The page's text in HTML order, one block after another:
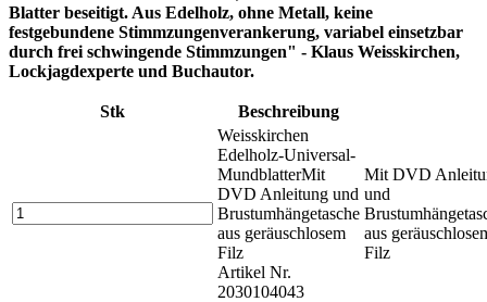
Blatter beseitigt. Aus Edelholz, ohne Metall, keine
festgebundene Stimmzungenverankerung, variabel einsetzbar
durch frei schwingende Stimmzungen" - Klaus Weisskirchen,
Lockjagdexperte und Buchautor.
Stk
Beschreibung
Weisskirchen
Edelholz-Universal-
MundblatterMit
DVD Anleitung und
Brustumhängetasche
aus geräuschlosem
Filz
Artikel Nr.
2030104043
Mit DVD
und
aus
Filz